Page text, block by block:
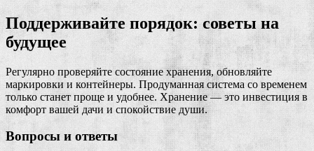
Поддерживайте порядок: советы на
будущее
Регулярно проверяйте состояние хранения, обновляйте
маркировки и контейнеры. Продуманная система со временем
только станет проще и удобнее. Хранение — это инвестиция в
комфорт вашей дачи и спокойствие души.
Вопросы и ответы